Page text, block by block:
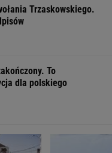
Trzaskowskiego.
To
dla polskiego